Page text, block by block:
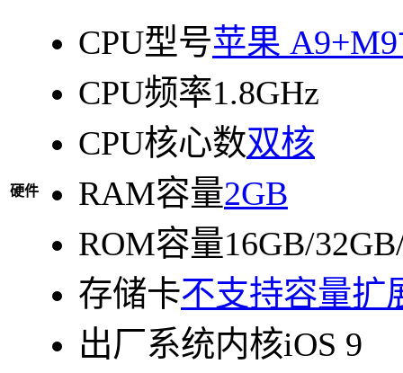
硬件
CPU型号苹果
CPU频率1.8GHz
CPU核心数双核
RAM容量2GB
ROM容量16GB/
存储卡不支持容量扩
出厂系统内核iOS 9